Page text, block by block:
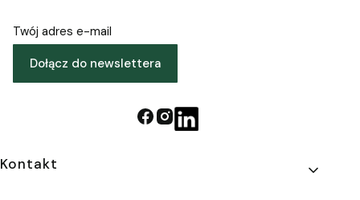
Twój adres e-mail
Dołącz do newslettera
Linki w stopce
Kontakt